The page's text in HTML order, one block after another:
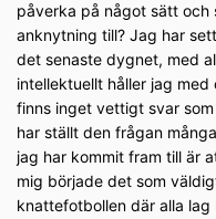
påverka på något sätt och
anknytning till? Jag har
det senaste dygnet, med
intellektuellt håller jag med
finns inget vettigt svar
har ställt den frågan
jag har kommit fram till är
mig började det som
knattefotbollen där alla